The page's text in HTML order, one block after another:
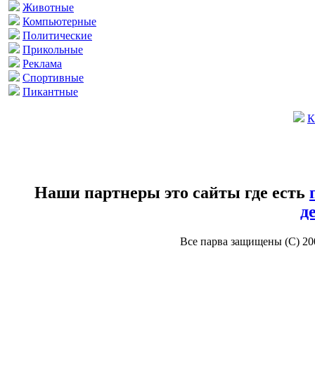
Животные
Компьютерные
Политические
Прикольные
Реклама
Спортивные
Пикантные
Наши партнеры это сайты где есть
Все парва защищены (С)